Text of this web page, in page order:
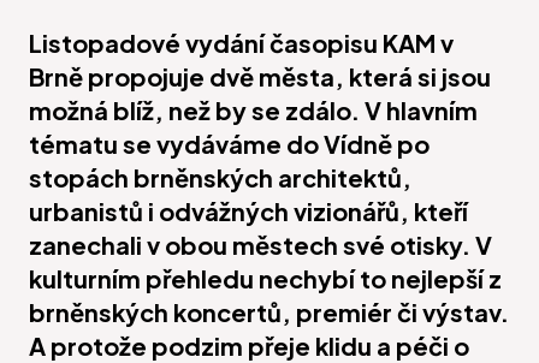
Listopadové vydání časopisu KAM v
Brně propojuje dvě města, která si jsou
možná blíž, než by se zdálo. V hlavním
tématu se vydáváme do Vídně po
stopách brněnských architektů,
urbanistů i odvážných vizionářů, kteří
zanechali v obou městech své otisky. V
kulturním přehledu nechybí to nejlepší z
brněnských koncertů, premiér či výstav.
A protože podzim přeje klidu a péči o